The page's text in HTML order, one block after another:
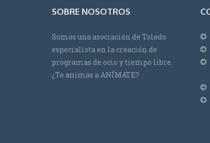
SOBRE NOSOTROS
Somos una asociación de Toledo
especialista en la creación de
programas de ocio y tiempo libre.
¿Te animas a ANÍMATE?